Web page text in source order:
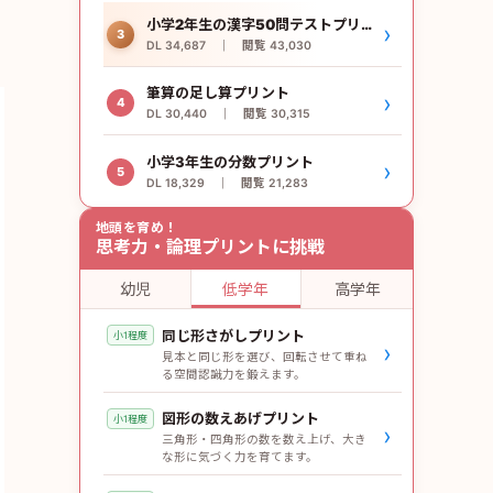
3
小学2年生の漢字50問テストプリント
DL 34,687 ｜ 閲覧 43,030 ›
4
筆算の足し算プリント
DL 30,440 ｜ 閲覧 30,315 ›
5
小学3年生の分数プリント
DL 18,329 ｜ 閲覧 21,283 ›
地頭を育め！
思考力・論理プリントに挑戦
幼児 低学年 高学年
小1程度 同じ形さがしプリント
見本と同じ形を選び、回転させて重ね
る空間認識力を鍛えます。
›
小1程度 図形の数えあげプリント
三角形・四角形の数を数え上げ、大き
な形に気づく力を育てます。
›